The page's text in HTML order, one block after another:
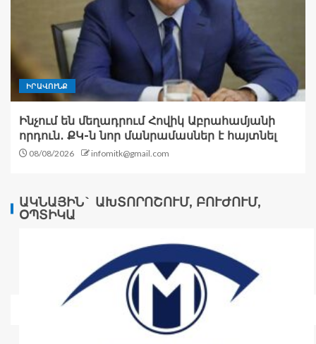
ԻՐԱՎՈՒՆՔ
Ինչում են մեղադրում Հովիկ Աբրահամյանի
որդուն․ ՔԿ-ն նոր մանրամասներ է հայտնել
08/08/2026 infomitk@gmail.com
ԱԿՆԱՅԻՆ` ԱԽՏՈՐՈՇՈՒՄ, ԲՈՒԺՈՒՄ,
ՕՊՏԻԿԱ